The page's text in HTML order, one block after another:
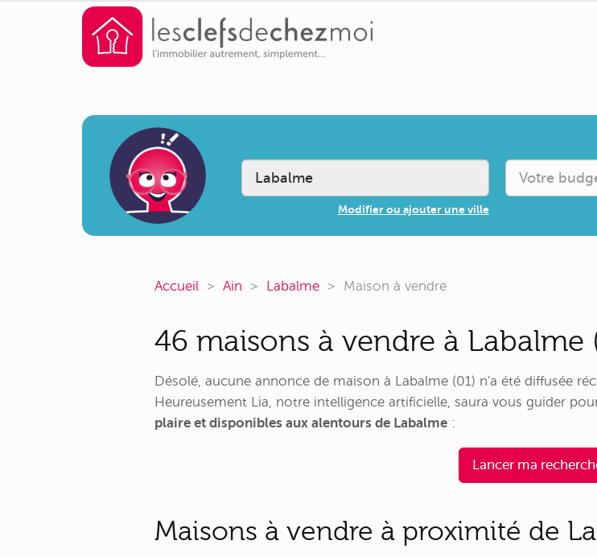
Modifier ou ajouter une ville
Accueil Ain Labalme Maison à vendre
46 maisons à vendre à Labalme
Désolé, aucune annonce de maison à Labalme (01) n'a été diffusée
Heureusement Lia, notre intelligence artificielle, saura vous guider
plaire et disponibles aux alentours de Labalme :
Lancer ma
Maisons à vendre à proximité de